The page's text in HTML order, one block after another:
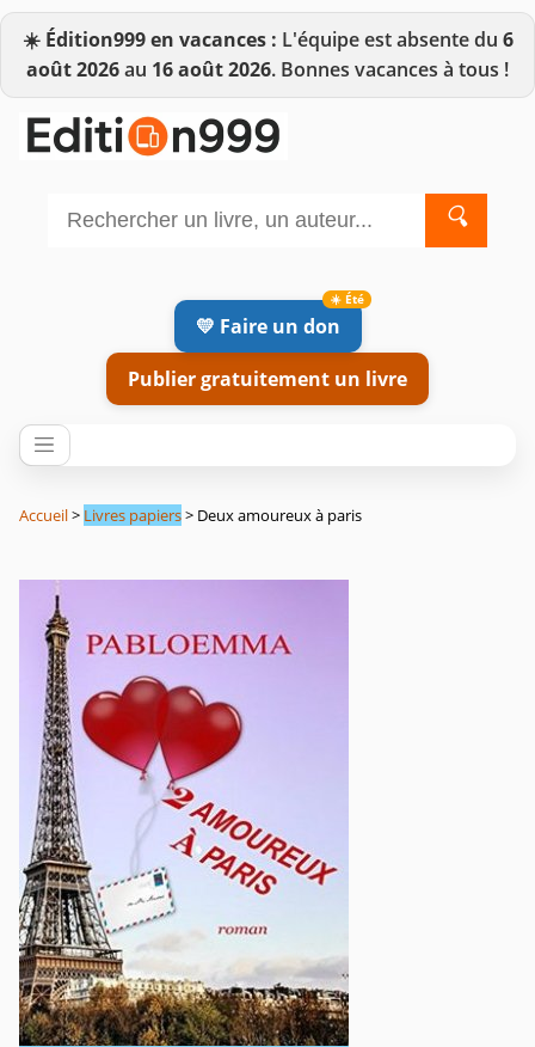
☀️ Édition999 en vacances : L'équipe est absente du 6
août 2026au 16 août 2026. Bonnes vacances à tous !
🔍
💛 Faire un don
Publier gratuitement un livre
Accueil> Livres papiers> Deux amoureux à paris